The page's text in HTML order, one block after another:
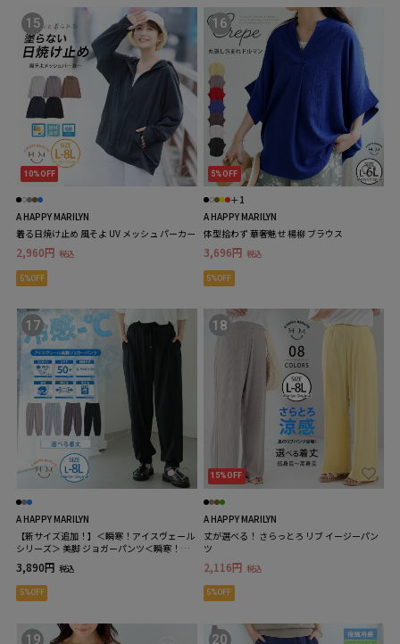
10%OFF
15
A HAPPY MARILYN
着る日焼け止め 風そよ UV メッシュ パーカー
2,960円 税込
5%OFF
5%OFF
16
＋1
A HAPPY MARILYN
体型拾わず 華奢魅せ 楊柳 ブラウス
3,696円 税込
5%OFF
17
A HAPPY MARILYN
【新サイズ追加！】＜瞬寒！アイスヴェール
シリーズ＞ 美脚 ジョガーパンツ＜瞬寒！ア
イスヴェールシリーズ＞ 美脚 ジョガーパン
ツ
3,890円 税込
5%OFF
15%OFF
18
A HAPPY MARILYN
丈が選べる！ さらっとろ リブ イージーパン
ツ
2,116円 税込
5%OFF
19 20